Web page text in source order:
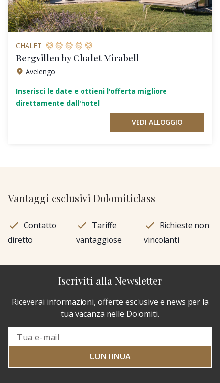
CHALET
Bergvillen by Chalet Mirabell
Avelengo
Inserisci le date e ottieni l'offerta migliore
direttamente dall'hotel
VEDI ALLOGGIO
Vantaggi esclusivi Dolomiticlass
Contatto
diretto
Tariffe
vantaggiose
Richieste non
vincolanti
Iscriviti alla Newsletter
Riceverai informazioni, offerte esclusive e news per la
tua vacanza nelle Dolomiti.
CONTINUA